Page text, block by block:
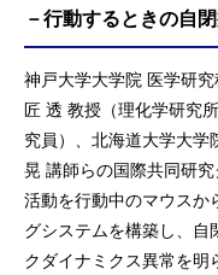
－行動するときの自
神戸大学大学院 医学研
匠 透 教授（理化学研究
究員）、北海道大学大学
晃 講師らの国際共同研
活動を行動中のマウスか
グシステムを構築し、自
クダイナミクス異常を明